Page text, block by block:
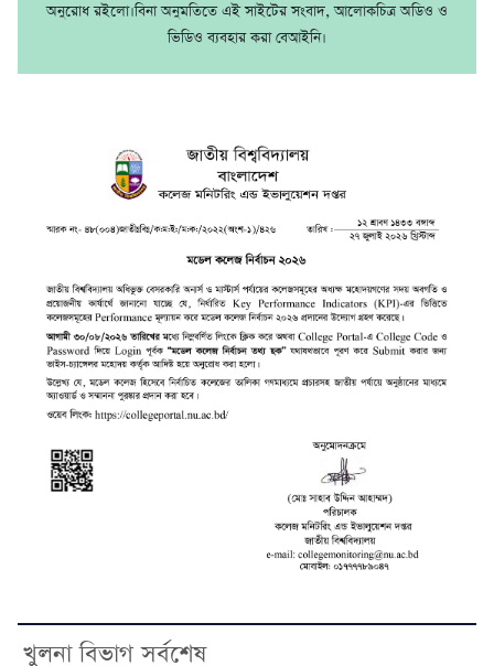
অনুরোধ রইলো।বিনা অনুমতিতে এই সাইটের সংবাদ, আলোকচিত্র অডিও ও
ভিডিও ব্যবহার করা বেআইনি।
খুলনা বিভাগ সর্বশেষ